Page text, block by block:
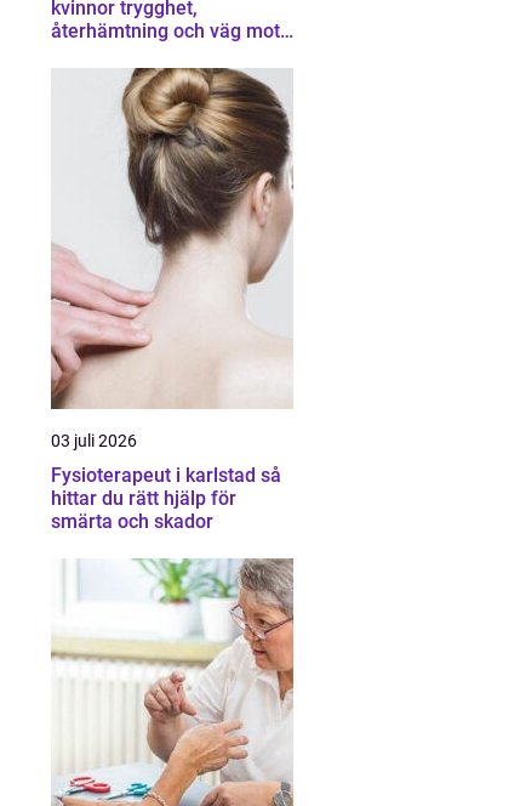
kvinnor trygghet,
återhämtning och väg mot
03 juli 2026
Fysioterapeut i karlstad så
hittar du rätt hjälp för
smärta och skador